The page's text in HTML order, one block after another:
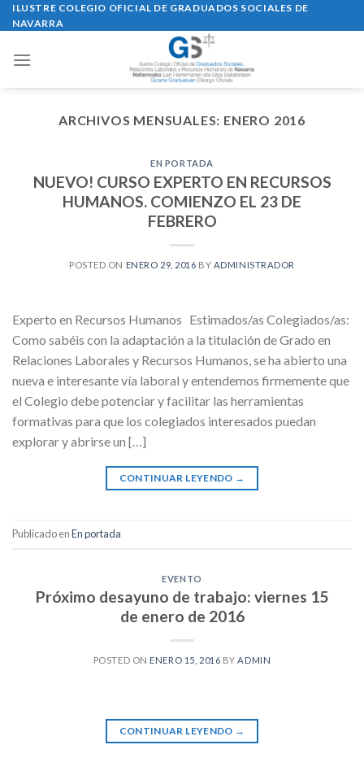
Skip
to
ILUSTRE COLEGIO OFICIAL DE GRADUADOS SOCIALES DE
NAVARRA
ARCHIVOS MENSUALES: ENERO 2016
EN PORTADA
NUEVO! CURSO EXPERTO EN RECURSOS
HUMANOS. COMIENZO EL 23 DE
FEBRERO
POSTED ON ENERO 29, 2016 BY ADMINISTRADOR
Experto en Recursos Humanos Estimados/as Colegiados/as:
Como sabéis con la adaptación a la titulación de Grado en
Relaciones Laborales y Recursos Humanos, se ha abierto una
nueva e interesante vía laboral y entendemos firmemente que
el Colegio debe potenciar y facilitar las herramientas
formativas para que los colegiados interesados puedan
explorar y abrirse un […]
CONTINUAR LEYENDO →
Publicado enEn portada
EVENTO
Próximo desayuno de trabajo: viernes 15
de enero de 2016
POSTED ON ENERO 15, 2016 BYADMIN
CONTINUAR LEYENDO →